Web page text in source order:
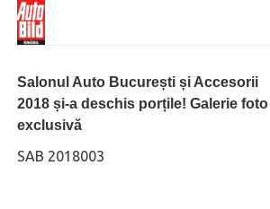
Salonul Auto București și Accesorii
2018 și-a deschis porțile! Galerie foto
exclusivă
SAB 2018003